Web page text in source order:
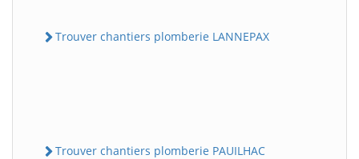
Trouver chantiers plomberie LANNEPAX
Trouver chantiers plomberie PAUILHAC